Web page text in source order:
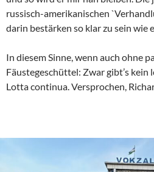
russisch-amerikanischen
darin bestärken so klar zu sein wie
In diesem Sinne, wenn auch ohne
Fäustegeschüttel: Zwar gibt’s kein
Lotta continua. Versprochen,